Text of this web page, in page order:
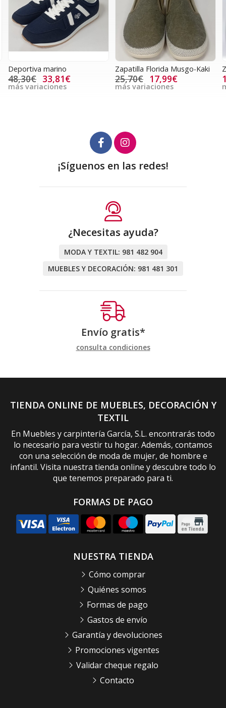
Deportiva marino
48,30€ 33,81€
más variaciones
Zapatilla Florida Musgo-Kaki
25,70€ 17,99€
más variaciones
¡Síguenos en las redes!
¿Necesitas ayuda?
MODA Y TEXTIL: 981 482 904
MUEBLES Y DECORACIÓN: 981 481 301
Envío gratis*
consulta condiciones
TIENDA ONLINE DE MUEBLES, DECORACIÓN Y
TEXTIL
En Muebles y carpintería García, S.L. encontrarás todo
lo necesario para vestir tu hogar. Además, contamos
con una selección de moda de mujer, de hombre e
infantil. Visita nuestra tienda online y descubre todo lo
que tenemos preparado para ti.
FORMAS DE PAGO
NUESTRA TIENDA
Cómo comprar
Quiénes somos
Formas de pago
Gastos de envío
Garantía y devoluciones
Promociones vigentes
Validar cheque regalo
Contacto